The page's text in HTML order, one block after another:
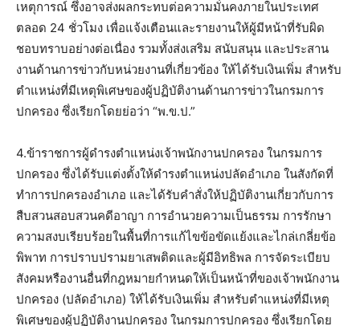
เหตุการณ์ ซึ่งอาจส่งผลกระทบต่อความมั่นคงภายในประเทศ
ตลอด 24 ชั่วโมง เพื่อแจ้งเตือนและรายงานให้ผู้มีหน้าที่รับผิด
ชอบทราบอย่างต่อเนื่อง รวมทั้งส่งเสริม สนับสนุน และประสาน
งานด้านการข่าวกับหน่วยงานที่เกี่ยวข้อง ให้ได้รับเงินเพิ่ม สําหรับ
ตําแหน่งที่มีเหตุพิเศษของผู้ปฏิบัติงานด้านการข่าวในกรมการ
ปกครอง ซึ่งเรียกโดยย่อว่า “พ.ข.ป.”
4.ข้าราชการผู้ดํารงตําแหน่งเจ้าพนักงานปกครอง ในกรมการ
ปกครอง ซึ่งได้รับแต่งตั้งให้ดํารงตําแหน่งปลัดอําเภอ ในสังกัดที่
ทําการปกครองอําเภอ และได้รับคําสั่งให้ปฏิบัติงานเกี่ยวกับการ
สืบสวนสอบสวนคดีอาญา การอํานวยความเป็นธรรม การรักษา
ความสงบเรียบร้อยในพื้นที่การแก้ไขข้อขัดแย้งและไกล่เกลี่ยข้อ
พิพาท การปราบปรามยาเสพติดและผู้มีอิทธิพล การจัดระเบียบ
สังคมหรืองานอื่นที่กฎหมายกําหนดให้เป็นหน้าที่ของเจ้าพนักงาน
ปกครอง (ปลัดอําเภอ) ให้ได้รับเงินเพิ่ม สําหรับตําแหน่งที่มีเหตุ
พิเศษของผู้ปฏิบัติงานปกครอง ในกรมการปกครอง ซึ่งเรียกโดย